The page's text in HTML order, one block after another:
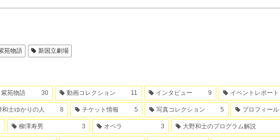
苑物語 新国立劇場
苑物語 30 動画コレクション 11 インタビュー 9 イベントレポート
和士ゆかりの人 8 チケット情報 5 写真コレクション 5 プロフィール
柳澤寿男 3 オペラ 3 大野和士のプログラム解説